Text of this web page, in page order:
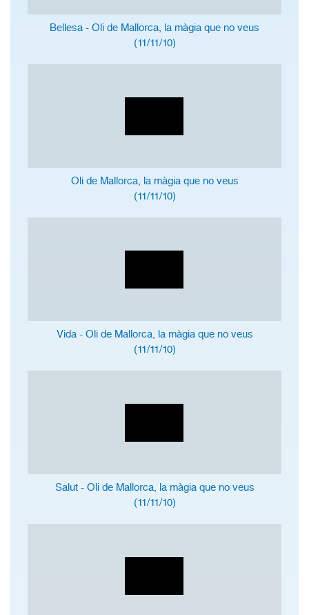
Bellesa - Oli de Mallorca, la màgia que no veus
(11/11/10)
Oli de Mallorca, la màgia que no veus
(11/11/10)
Vida - Oli de Mallorca, la màgia que no veus
(11/11/10)
Salut - Oli de Mallorca, la màgia que no veus
(11/11/10)